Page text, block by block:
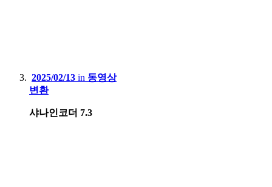
2025/02/13 in 동영상
변환
샤나인코더 7.3